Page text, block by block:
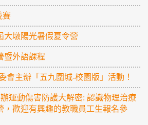
賽
大墩陽光暑假夏令營
暨外語課程
會主辦「五九圍城-校園版」活動！
運動傷害防護大解密: 認識物理治療
，歡迎有興趣的教職員工生報名參